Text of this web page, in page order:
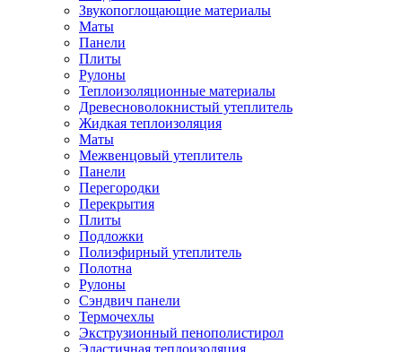
Звукопоглощающие материалы
Маты
Панели
Плиты
Рулоны
Теплоизоляционные материалы
Древесноволокнистый утеплитель
Жидкая теплоизоляция
Маты
Межвенцовый утеплитель
Панели
Перегородки
Перекрытия
Плиты
Подложки
Полиэфирный утеплитель
Полотна
Рулоны
Сэндвич панели
Термочехлы
Экструзионный пенополистирол
Эластичная теплоизоляция